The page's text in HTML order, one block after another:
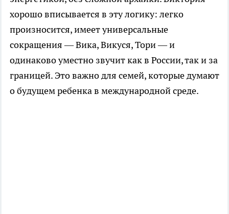
хорошо вписывается в эту логику: легко
произносится, имеет универсальные
сокращения — Вика, Викуся, Тори — и
одинаково уместно звучит как в России, так и за
границей. Это важно для семей, которые думают
о будущем ребенка в международной среде.